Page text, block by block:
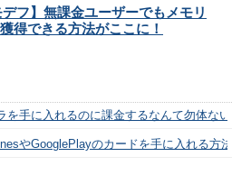
デフ】無課金ユーザーでもメモリ
得できる方法がここに！
を手に入れるのに課金するなんて勿体な
やGooglePlayのカードを手に入れる方